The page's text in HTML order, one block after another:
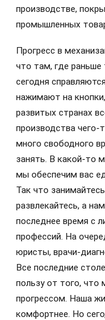
производстве,
промышленных
Прогресс в
что там, где раньше
сегодня
нажимают на
развитых странах
производства чего-
много свободного
занять. В какой-то
мы обеспечим вас
Так что
развлекайтесь, а
последнее время с
профессий. На
юристы, врачи-
Все последние
пользу от того, что
прогрессом. Наша
комфортнее. Но